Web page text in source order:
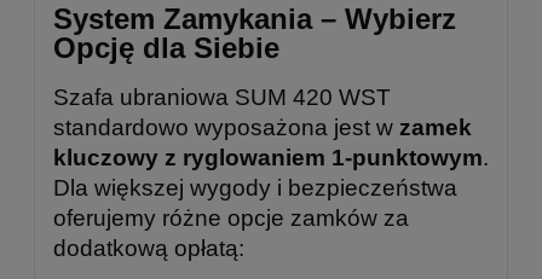
System Zamykania – Wybierz
Opcję dla Siebie
Szafa ubraniowa SUM 420 WST
standardowo wyposażona jest w zamek
kluczowy z ryglowaniem 1-punktowym.
Dla większej wygody i bezpieczeństwa
oferujemy różne opcje zamków za
dodatkową opłatą: